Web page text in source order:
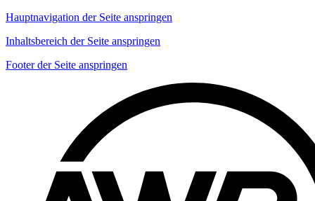
Hauptnavigation der Seite anspringen
Inhaltsbereich der Seite anspringen
Footer der Seite anspringen